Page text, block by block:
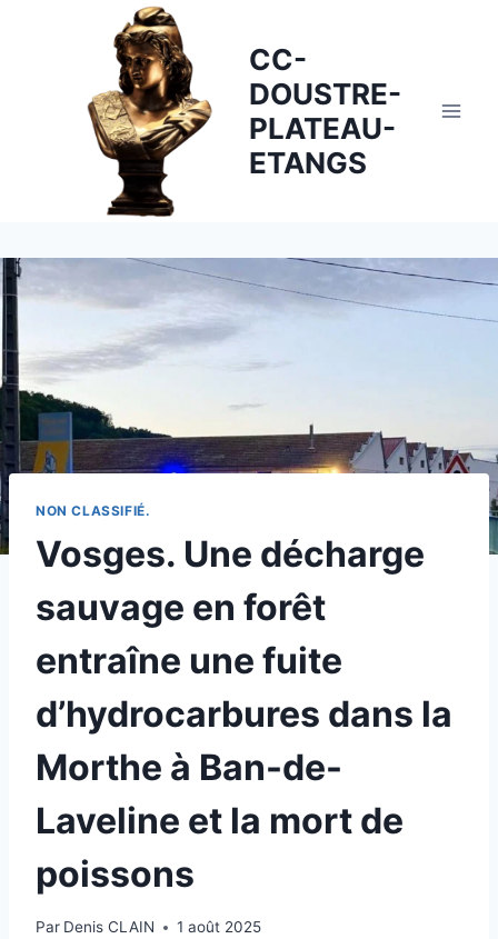
CC-
DOUSTRE-
PLATEAU-
ETANGS
NON CLASSIFIÉ.
Vosges. Une décharge
sauvage en forêt
entraîne une fuite
d’hydrocarbures dans la
Morthe à Ban-de-
Laveline et la mort de
poissons
Par Denis CLAIN 1 août 2025